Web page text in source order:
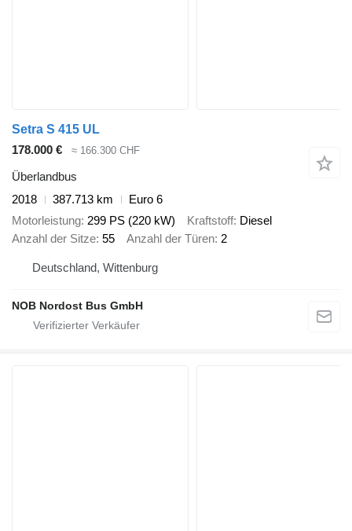
Setra S 415 UL
178.000 €
≈ 166.300 CHF
Überlandbus
2018
387.713 km
Euro 6
Motorleistung 299 PS (220 kW) Kraftstoff Diesel
Anzahl der Sitze 55 Anzahl der Türen 2
Deutschland, Wittenburg
NOB Nordost Bus GmbH